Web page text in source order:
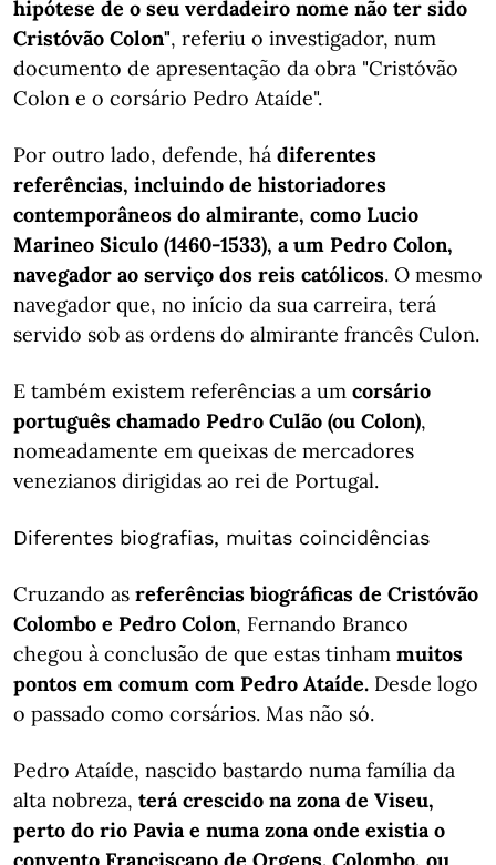
hipótese de o seu verdadeiro nome não ter sido
Cristóvão Colon", referiu o investigador, num
documento de apresentação da obra "Cristóvão
Colon e o corsário Pedro Ataíde".
Por outro lado, defende, há diferentes
referências, incluindo de historiadores
contemporâneos do almirante, como Lucio
Marineo Siculo (1460-1533), a um Pedro Colon,
navegador ao serviço dos reis católicos. O mesmo
navegador que, no início da sua carreira, terá
servido sob as ordens do almirante francês Culon.
E também existem referências a um corsário
português chamado Pedro Culão (ou Colon),
nomeadamente em queixas de mercadores
venezianos dirigidas ao rei de Portugal.
Diferentes biografias, muitas coincidências
Cruzando as referências biográficas de Cristóvão
Colombo e Pedro Colon, Fernando Branco
chegou à conclusão de que estas tinham muitos
pontos em comum com Pedro Ataíde. Desde logo
o passado como corsários. Mas não só.
Pedro Ataíde, nascido bastardo numa família da
alta nobreza, terá crescido na zona de Viseu,
perto do rio Pavia e numa zona onde existia o